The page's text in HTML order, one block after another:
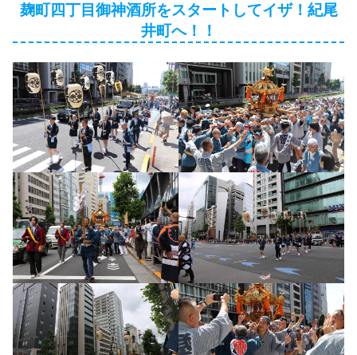
麹町四丁目御神酒所をスタートしてイザ！紀尾
井町へ！！